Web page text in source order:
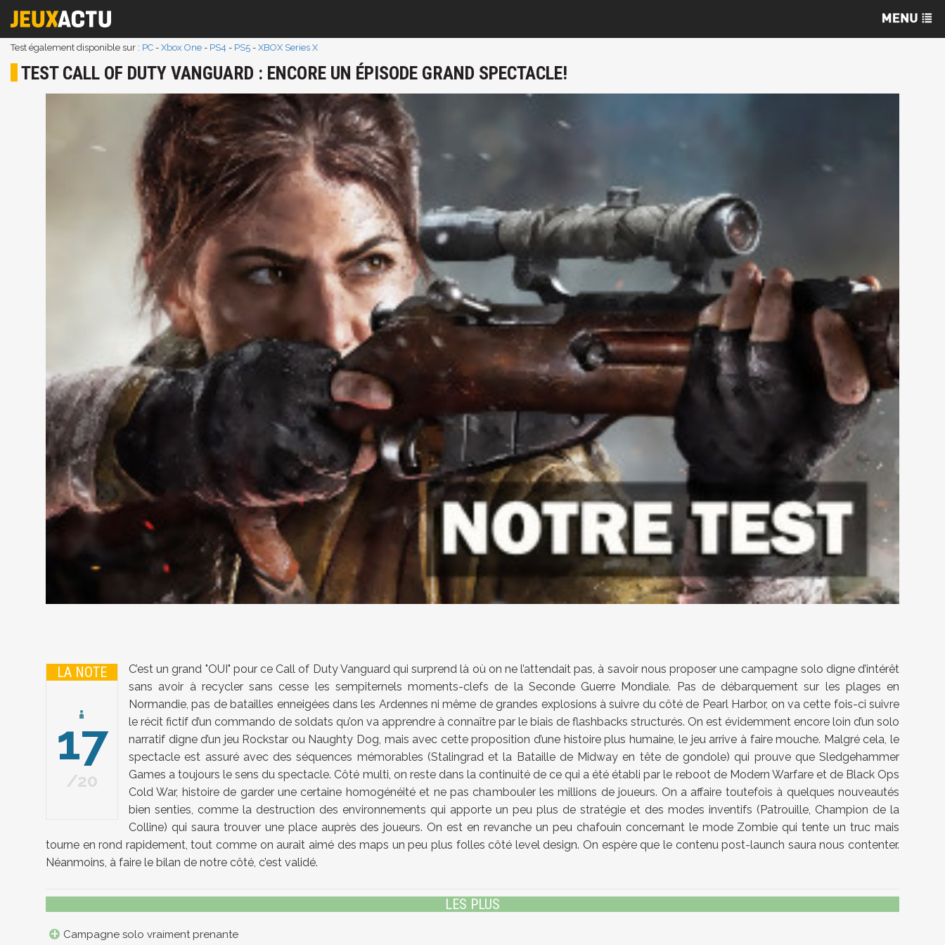
Test également disponible sur : PC - Xbox One - PS4 - PS5 - XBOX Series X
TEST CALL OF DUTY VANGUARD : ENCORE UN ÉPISODE GRAND SPECTACLE!
LA NOTE
17
20
C’est un grand "OUI" pour ce Call of Duty Vanguard qui surprend là où on ne l’attendait pas, à savoir nous proposer une campagne solo digne d’intérêt
sans avoir à recycler sans cesse les sempiternels moments-clefs de la Seconde Guerre Mondiale. Pas de débarquement sur les plages en
Normandie, pas de batailles enneigées dans les Ardennes ni même de grandes explosions à suivre du côté de Pearl Harbor, on va cette fois-ci suivre
le récit fictif d’un commando de soldats qu’on va apprendre à connaître par le biais de flashbacks structurés. On est évidemment encore loin d’un solo
narratif digne d’un jeu Rockstar ou Naughty Dog, mais avec cette proposition d’une histoire plus humaine, le jeu arrive à faire mouche. Malgré cela, le
spectacle est assuré avec des séquences mémorables (Stalingrad et la Bataille de Midway en tête de gondole) qui prouve que Sledgehammer
Games a toujours le sens du spectacle. Côté multi, on reste dans la continuité de ce qui a été établi par le reboot de Modern Warfare et de Black Ops
Cold War, histoire de garder une certaine homogénéité et ne pas chambouler les millions de joueurs. On a affaire toutefois à quelques nouveautés
bien senties, comme la destruction des environnements qui apporte un peu plus de stratégie et des modes inventifs (Patrouille, Champion de la
Colline) qui saura trouver une place auprès des joueurs. On est en revanche un peu chafouin concernant le mode Zombie qui tente un truc mais
tourne en rond rapidement, tout comme on aurait aimé des maps un peu plus folles côté level design. On espère que le contenu post-launch saura nous contenter.
Néanmoins, à faire le bilan de notre côté, c’est validé.
LES PLUS
Campagne solo vraiment prenante